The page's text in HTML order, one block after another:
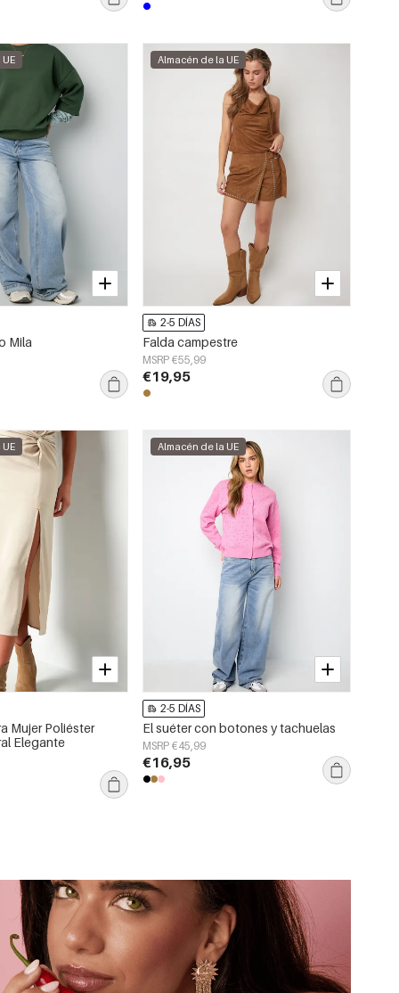
Mila
Almacén de la UE
2-5 DÍAS
Falda campestre
MSRP €55,99
€19,95
Mujer Poliéster
Elegante
Almacén de la UE
2-5 DÍAS
El suéter con botones y tachuelas
MSRP €45,99
€16,95